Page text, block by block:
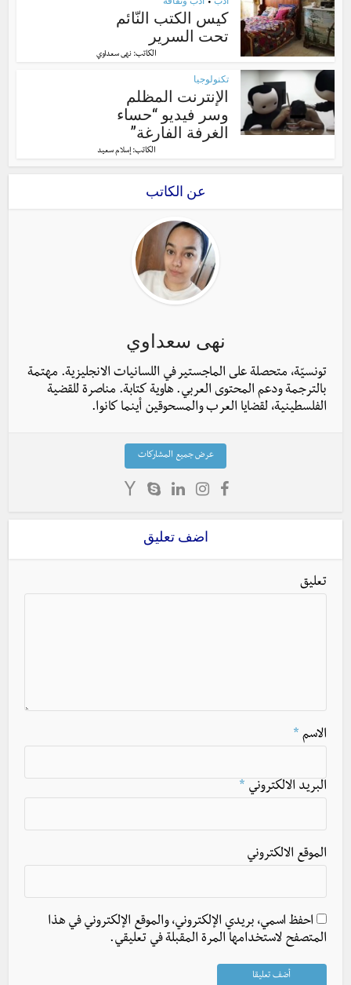
•
كيس الكتب النّائم
تحت السرير
الكاتب: نهى سعداوي
تكنولوجيا
الإنترنت المظلم
وسر فيديو “حساء
الغرفة الفارغة”
الكاتب: إسلام سعيد
عن الكاتب
نهى سعداوي
تونسيّة، متحصلة على الماجستير في اللسانيات الانجليزية. مهتمة
بالترجمة ودعم المحتوى العربي. هاوية كتابة. مناصرة للقضية
الفلسطينية، لقضايا العرب والمسحوقين أينما كانوا.
عرض جميع المشاركات
اضف تعليق
تعليق
الاسم *
البريد الالكتروني *
الموقع الالكتروني
احفظ اسمي، بريدي الإلكتروني، والموقع الإلكتروني في هذا
المتصفح لاستخدامها المرة المقبلة في تعليقي.